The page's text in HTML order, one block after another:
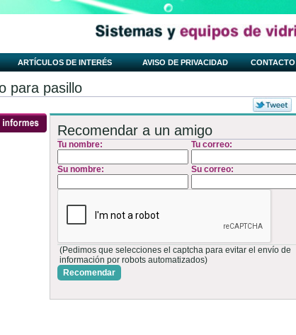
ARTÍCULOS DE INTERÉS AVISO DE PRIVACIDAD
CONTACTO
para pasillo
Recomendar a un amigo
Tu nombre: Tu correo:
Su nombre: Su correo:
(Pedimos que selecciones el captcha para evitar el envío de
información por robots automatizados)
Recomendar